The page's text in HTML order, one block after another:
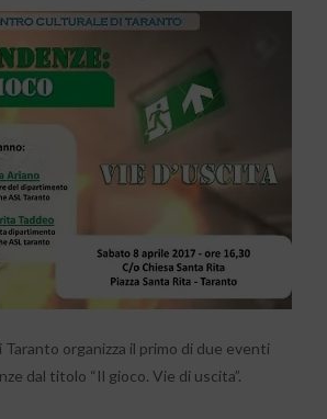
organizza il primo di due eventi
dal titolo “Il gioco. Vie di uscita”.